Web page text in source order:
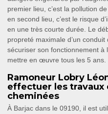
premier lieu, c’est la pollution
en second lieu, c’est le risque
en une très courte durée. Le
propreté maximale d’un
sécuriser son fonctionnement
mettre en œuvre tous les 5 ans.
Ramoneur Lobry
effectuer les travaux
cheminées
À Barjac dans le 09190, il est